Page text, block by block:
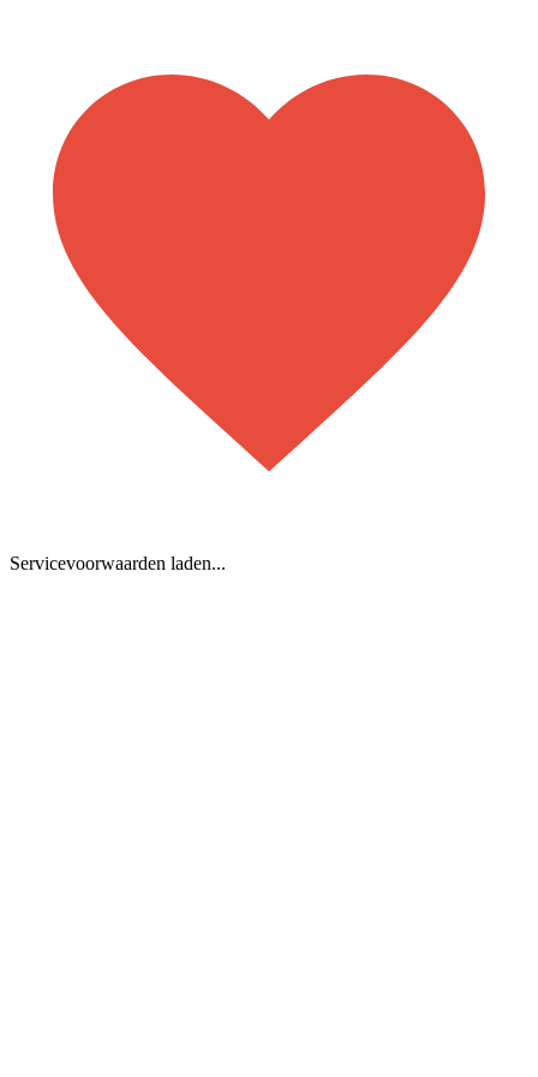
Servicevoorwaarden laden...